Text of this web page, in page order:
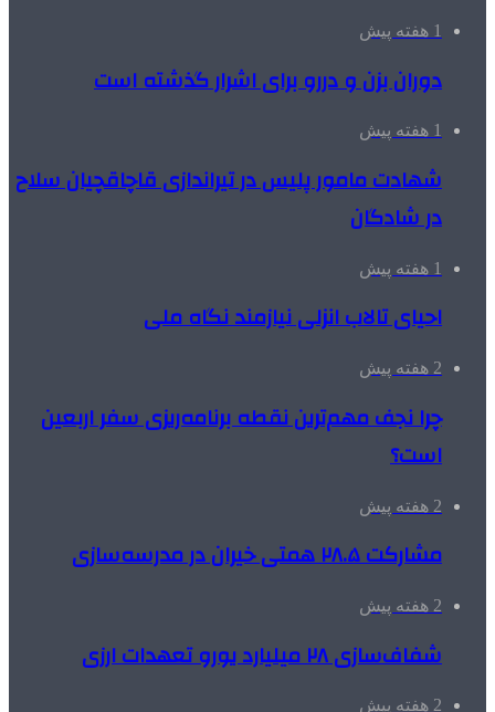
1 هفته پیش
دوران بزن و دررو برای اشرار گذشته است
1 هفته پیش
شهادت مامور پلیس در تیراندازی قاچاقچیان سلاح
در شادگان
1 هفته پیش
احیای تالاب انزلی نیازمند نگاه ملی
2 هفته پیش
چرا نجف مهم‌ترین نقطه برنامه‌ریزی سفر اربعین
است؟
2 هفته پیش
مشارکت ۲۸.۵ همتی خیران در مدرسه‌سازی
2 هفته پیش
شفاف‌سازی ۲۸ میلیارد یورو تعهدات ارزی
2 هفته پیش